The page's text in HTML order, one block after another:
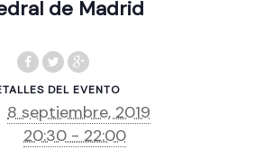
de Madrid
DEL EVENTO
8 septiembre, 2019
20:30 - 22:00